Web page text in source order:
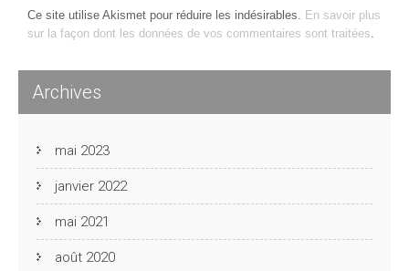
Ce site utilise Akismet pour réduire les indésirables. En savoir plus
sur la façon dont les données de vos commentaires sont traitées.
Archives
mai 2023
janvier 2022
mai 2021
août 2020